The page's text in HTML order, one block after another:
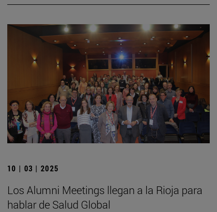
10 | 03 | 2025
Los Alumni Meetings llegan a la Rioja para
hablar de Salud Global